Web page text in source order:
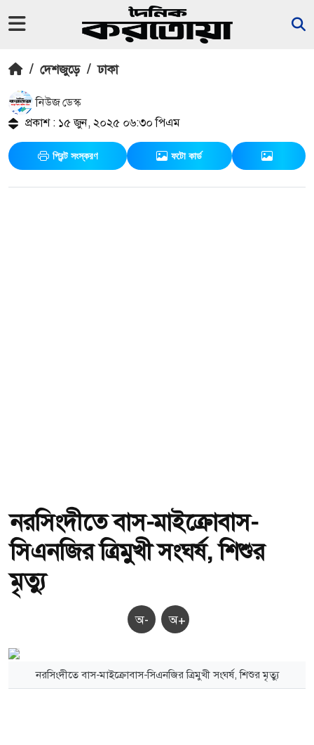
/ দেশজুড়ে / ঢাকা
নিউজ ডেস্ক
প্রকাশ : ১৫ জুন, ২০২৫ ০৬:৩০ পিএম
প্রিন্ট সংস্করণ ফটো কার্ড
নরসিংদীতে বাস-মাইক্রোবাস-
সিএনজির ত্রিমুখী সংঘর্ষ, শিশুর
মৃত্যু
অ- অ+
নরসিংদীতে বাস-মাইক্রোবাস-সিএনজির ত্রিমুখী সংঘর্ষ, শিশুর মৃত্যু